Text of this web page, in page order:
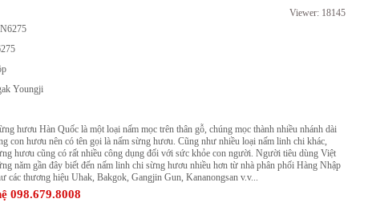
Viewer: 18145
Youngji
hươu Hàn Quốc là một loại nấm mọc trên thân gỗ, chúng mọc thành nhiều nhánh dài
con hươu nên có tên gọi là nấm sừng hươu. Cũng như nhiều loại nấm linh chi khác,
hươu cũng có rất nhiều công dụng đối với sức khỏe con người. Người tiêu dùng Việt
năm gần đây biết đến nấm linh chi sừng hươu nhiều hơn từ nhà phân phối Hàng Nhập
các thương hiệu Uhak, Bakgok, Gangjin Gun, Kananongsan v.v...
098.679.8008